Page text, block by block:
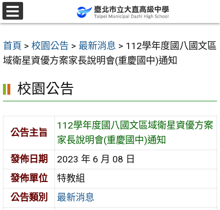
跳
至
要
內
區
首頁 > 校園公告 > 最新消息 > 112學年度國八國文區
域衛星資優方案家長說明會(重慶國中)通知
校園公告
公告主旨
112學年度國八國文區域衛星資優方案
家長說明會(重慶國中)通知
發佈日期
2023 年 6 月 08 日
發佈單位
特教組
公告類別
最新消息
選
單